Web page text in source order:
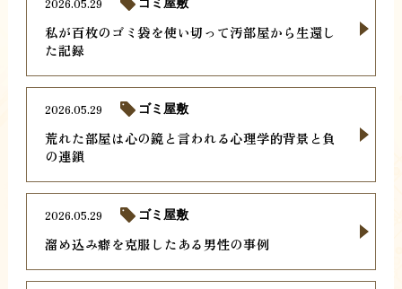
私が百枚のゴミ袋を使い切って汚部屋から生還し
た記録
2026.05.29 ゴミ屋敷
荒れた部屋は心の鏡と言われる心理学的背景と負
の連鎖
2026.05.29 ゴミ屋敷
溜め込み癖を克服したある男性の事例
2026.05.29 ゴミ屋敷